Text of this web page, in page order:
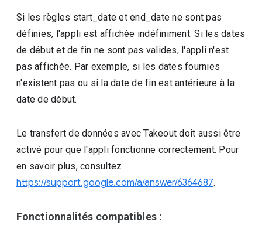
Si les règles start_date et end_date ne sont pas
définies, l'appli est affichée indéfiniment. Si les dates
de début et de fin ne sont pas valides, l'appli n'est
pas affichée. Par exemple, si les dates fournies
n'existent pas ou si la date de fin est antérieure à la
date de début.
Le transfert de données avec Takeout doit aussi être
activé pour que l'appli fonctionne correctement. Pour
en savoir plus, consultez
https://support.google.com/a/answer/6364687.
Fonctionnalités compatibles :